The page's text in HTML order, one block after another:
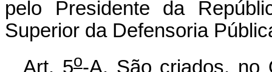
pelo Presidente da
Superior da Defensoria
Art. 5o-A. São criados, no